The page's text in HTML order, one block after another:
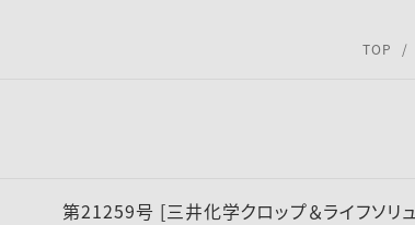
TOP
第21259号 [三井化学クロップ＆ライフソリ